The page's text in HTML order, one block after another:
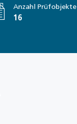
Anzahl Prüfobjekte
16